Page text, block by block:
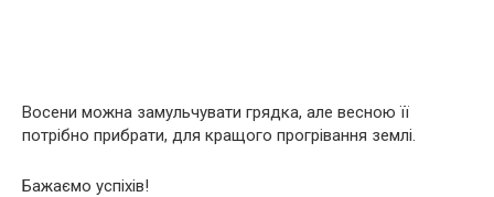
Восени можна замульчувати грядка, але весною її
потрібно прибрати, для кращого прогрівання землі.
Бажаємо успіхів!